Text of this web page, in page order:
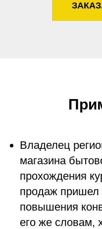
Владелец
магазина
прохождения
продаж пришел
повышения
его же словам,